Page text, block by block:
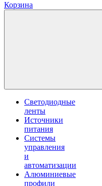
Корзина
Светодиодные
ленты
Источники
питания
Системы
управления
и
автоматизации
Алюминиевые
профили